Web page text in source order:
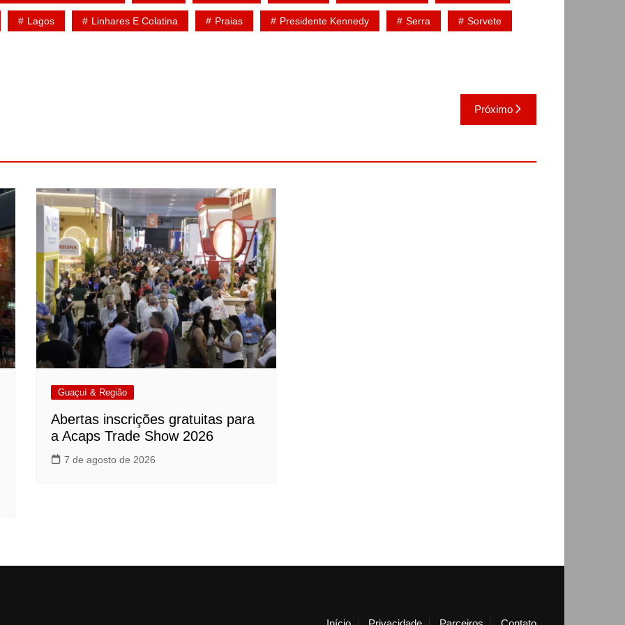
Lagos Linhares E Colatina Praias Presidente Kennedy Serra Sorvete
Próximo
Guaçuí & Região
Abertas inscrições gratuitas para
a Acaps Trade Show 2026
7 de agosto de 2026